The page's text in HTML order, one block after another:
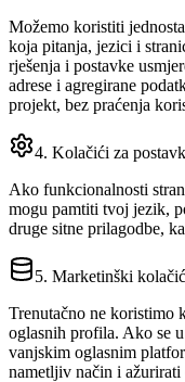
Možemo koristiti
koja pitanja, jezici i
rješenja i postavke
adrese i agregirane
projekt, bez praćenja
4. Kolačići za
Ako funkcionalnosti
mogu pamtiti tvoj jezik,
druge sitne prilagodbe,
5. Marketinški
Trenutačno ne koristimo
oglasnih profila. Ako se
vanjskim oglasnim
nametljiv način i ažurirati